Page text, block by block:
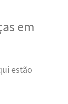
em
estão